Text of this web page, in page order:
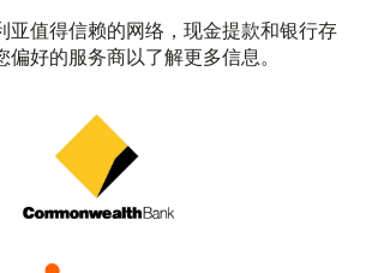
亚值得信赖的网络，现金提款和银行存
偏好的服务商以了解更多信息。